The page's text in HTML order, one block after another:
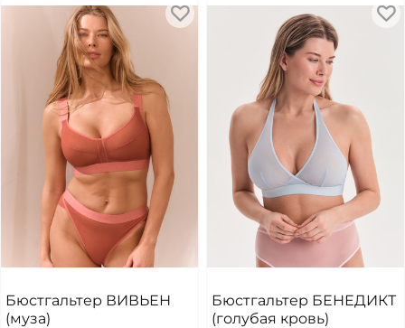
Бюстгальтер ВИВЬЕН
(муза)
Бюстгальтер БЕНЕДИКТ
(голубая кровь)